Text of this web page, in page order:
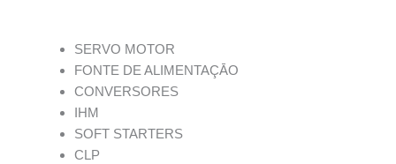
SERVO MOTOR
FONTE DE ALIMENTAÇĀO
CONVERSORES
IHM
SOFT STARTERS
CLP